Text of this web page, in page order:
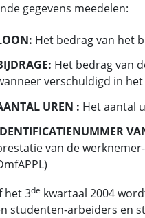
gegevens meedelen:
Het bedrag van het
Het bedrag van
verschuldigd in
UREN : Het aantal
van de
het 3de kwartaal 2004
studenten-arbeiders en